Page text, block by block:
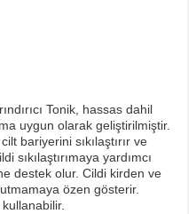
Tonik, hassas dahil
uygun olarak geliştirilmiştir.
bariyerini sıkılaştırır ve
sıkılaştırımaya yardımcı
destek olur. Cildi kirden ve
özen gösterir.